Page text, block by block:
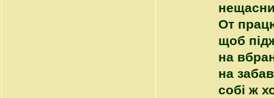
От
щоб
на
на
собі ж